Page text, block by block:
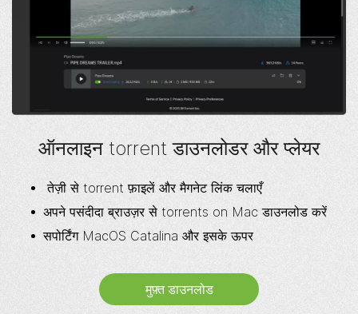
ऑनलाइन torrent डाउनलोडर और प्लेयर
तेज़ी से torrent फ़ाइलें और मैगनेट लिंक चलाएँ
अपने पसंदीदा ब्राउज़र से torrents on Mac डाउनलोड करें
सपोर्टिंग MacOS Catalina और इसके ऊपर
मुफ़्त डाउनलोड